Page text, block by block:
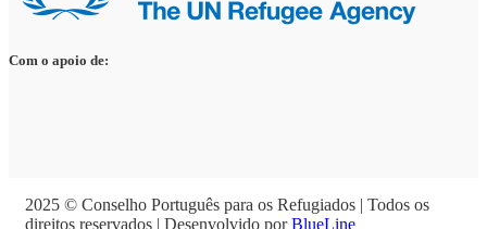
Com o apoio de:
2025 © Conselho Português para os Refugiados | Todos os
direitos reservados | Desenvolvido porBlueLine